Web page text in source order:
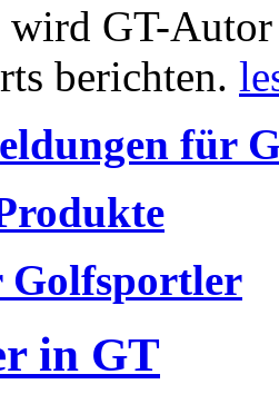
GT-
berichten.
für
in GT